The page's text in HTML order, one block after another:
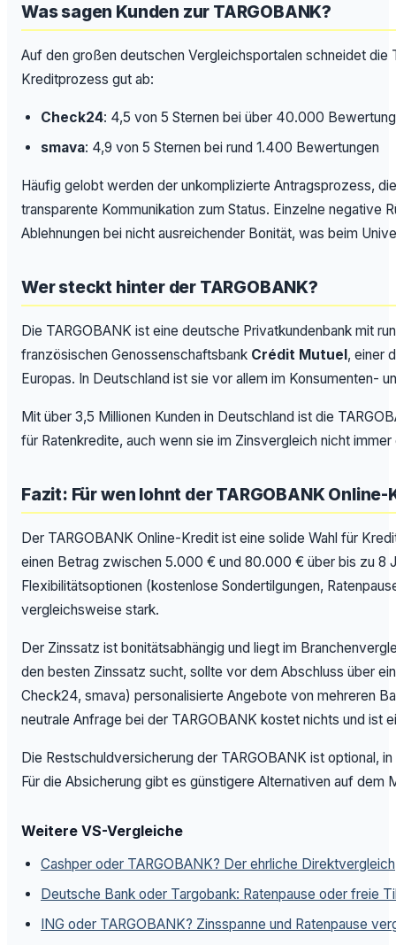
Was sagen Kunden zur TARGOBANK?
Auf den großen deutschen Vergleichsportalen schneidet die
Kreditprozess gut ab:
Check24: 4,5 von 5 Sternen bei über 40.000
smava: 4,9 von 5 Sternen bei rund 1.400 Bewertungen
Häufig gelobt werden der unkomplizierte Antragsprozess,
transparente Kommunikation zum Status. Einzelne negative
Ablehnungen bei nicht ausreichender Bonität, was beim
Wer steckt hinter der TARGOBANK?
Die TARGOBANK ist eine deutsche Privatkundenbank mit
französischen Genossenschaftsbank Crédit Mutuel , einer
Europas. In Deutschland ist sie vor allem im Konsumenten-
Mit über 3,5 Millionen Kunden in Deutschland ist die
für Ratenkredite, auch wenn sie im Zinsvergleich nicht
Fazit: Für wen lohnt der TARGOBANK Online-
Der TARGOBANK Online-Kredit ist eine solide Wahl für
einen Betrag zwischen 5.000 € und 80.000 € über bis zu 8
Flexibilitätsoptionen (kostenlose Sondertilgungen,
vergleichsweise stark.
Der Zinssatz ist bonitätsabhängig und liegt im
den besten Zinssatz sucht, sollte vor dem Abschluss über
Check24, smava) personalisierte Angebote von mehreren
neutrale Anfrage bei der TARGOBANK kostet nichts und ist
Die Restschuldversicherung der TARGOBANK ist optional,
Für die Absicherung gibt es günstigere Alternativen auf dem
Weitere VS-Vergleiche
Cashper oder TARGOBANK? Der ehrliche Direktvergleich
Deutsche Bank oder Targobank: Ratenpause oder freie
ING oder TARGOBANK? Zinsspanne und Ratenpause